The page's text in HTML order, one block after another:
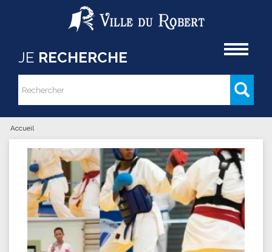
Aller au contenu principal
JE RECHERCHE
Formulaire de recherche
Rechercher
Vous êtes ici
Accueil